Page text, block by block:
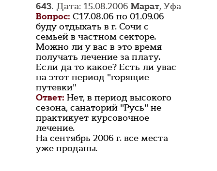
643. Дата: 15.08.2006 Марат, Уфа
Вопрос: С17.08.06 по 01.09.06
буду отдыхать в г. Сочи с
семьей в частном секторе.
Можно ли у вас в это время
получать лечение за плату.
Если да то какое? Есть ли увас
на этот период "горящие
путевки"
Ответ: Нет, в период высокого
сезона, санаторий "Русь" не
практикует курсовочное
лечение.
На сентябрь 2006 г. все места
уже проданы.